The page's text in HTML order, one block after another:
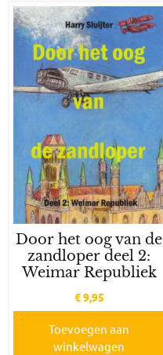
Door het oog van de
zandloper deel 2:
Weimar Republiek
€9,95
Toevoegen aan
winkelwagen